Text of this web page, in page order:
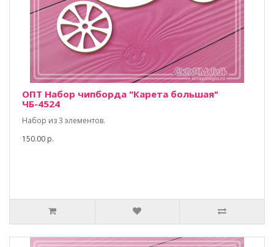
ОПТ Набор чипборда "Карета большая"
ЧБ-4524
Набор из 3 элементов.
150.00 р.